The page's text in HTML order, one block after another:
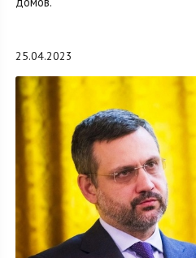
25.04.2023